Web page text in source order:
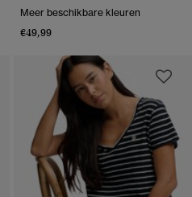
Meer beschikbare kleuren
€49,99